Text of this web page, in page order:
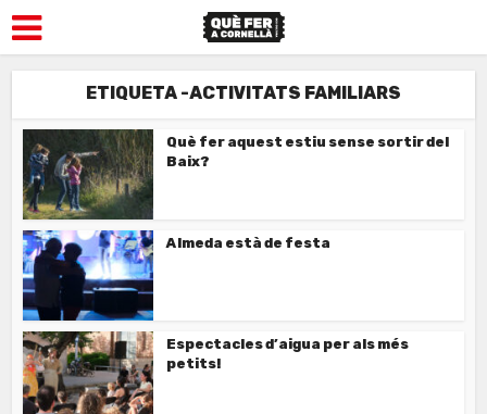
ETIQUETA -ACTIVITATS FAMILIARS
Què fer aquest estiu sense sortir del
Baix?
Almeda està de festa
Espectacles d’aigua per als més
petits!